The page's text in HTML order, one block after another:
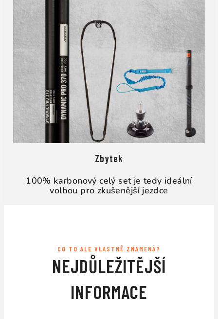
Zbytek
100% karbonový celý set je tedy ideální
volbou pro zkušenější jezdce
CO TO ALE VLASTNĚ ZNAMENÁ?
NEJDŮLEŽITĚJŠÍ
INFORMACE